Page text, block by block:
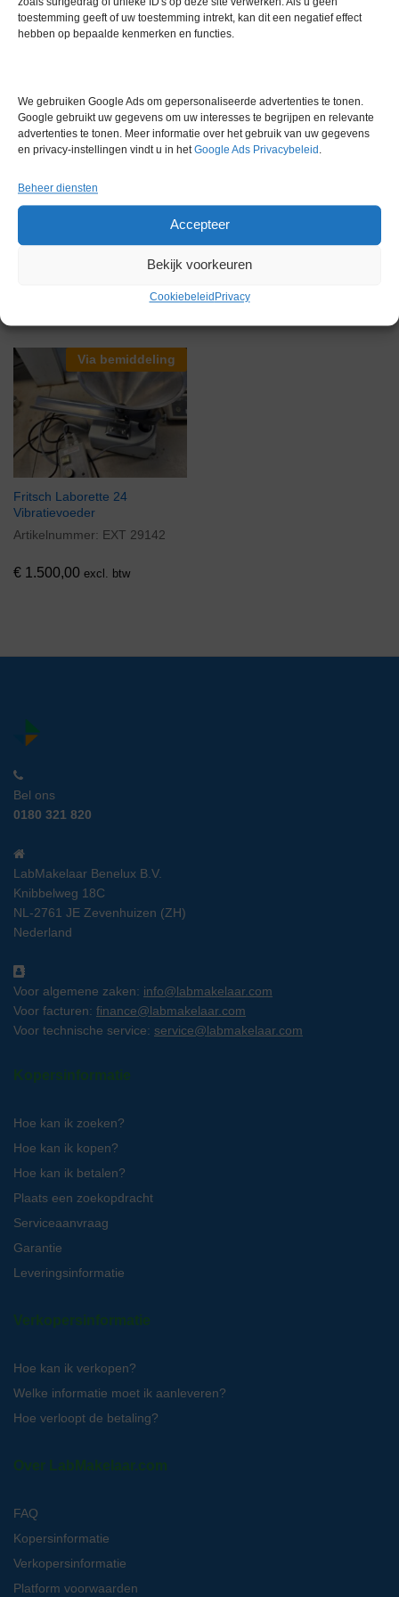
toestemming geeft of uw toestemming intrekt, kan dit een negatief effect
hebben op bepaalde kenmerken en functies.
We gebruiken Google Ads om gepersonaliseerde advertenties te tonen.
Google gebruikt uw gegevens om uw interesses te begrijpen en relevante
advertenties te tonen. Meer informatie over het gebruik van uw gegevens
en privacy-instellingen vindt u in hetGoogle Ads Privacybeleid .
Beheer diensten
Accepteer
Bekijk voorkeuren
Cookiebeleid Privacy
Conditie Gebruikt in goede conditie
Garantie 1 maand
Gerelateerde producten
Via bemiddeling
Fritsch Laborette 24
Vibratievoeder
Artikelnummer: EXT 29142
€ 1.500,00 excl. btw
Bel ons
0180 321 820
LabMakelaar Benelux B.V.
Knibbelweg 18C
NL-2761 JE Zevenhuizen (ZH)
Nederland
Voor algemene zaken: info@labmakelaar.com
Voor facturen: finance@labmakelaar.com
Voor technische service: service@labmakelaar.com
Kopersinformatie
Hoe kan ik zoeken?
Hoe kan ik kopen?
Hoe kan ik betalen?
Plaats een zoekopdracht
Serviceaanvraag
Garantie
Leveringsinformatie
Verkopersinformatie
Hoe kan ik verkopen?
Welke informatie moet ik aanleveren?
Hoe verloopt de betaling?
Over LabMakelaar.com
FAQ
Kopersinformatie
Verkopersinformatie
Platform voorwaarden